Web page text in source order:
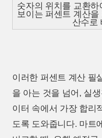
숫자의 위치를 교환
보이는 퍼센트 계산
산수로
이러한 퍼센트 계산 필
을 아는 것을 넘어, 실
이터 속에서 가장 합리
도록 도와줍니다. 마트